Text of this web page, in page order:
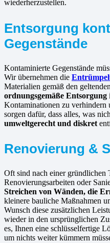
wiederherzustellen.
Entsorgung
Gegenstände
Kontaminierte Gegenstände
Wir übernehmen die
Materialien gemäß den
ordnungsgemäße Entsorgung
Kontaminationen zu
sorgen dafür, dass alles, was
umweltgerecht und diskret
Renovierung &
Oft sind nach einer gründlichen
Renovierungsarbeiten oder
Streichen von Wänden, die
kleinere bauliche Maßnahmen
Wunsch diese zusätzlichen
wieder in den ursprünglichen
es, Ihnen eine schlüsselfertige
um nichts weiter kümmern